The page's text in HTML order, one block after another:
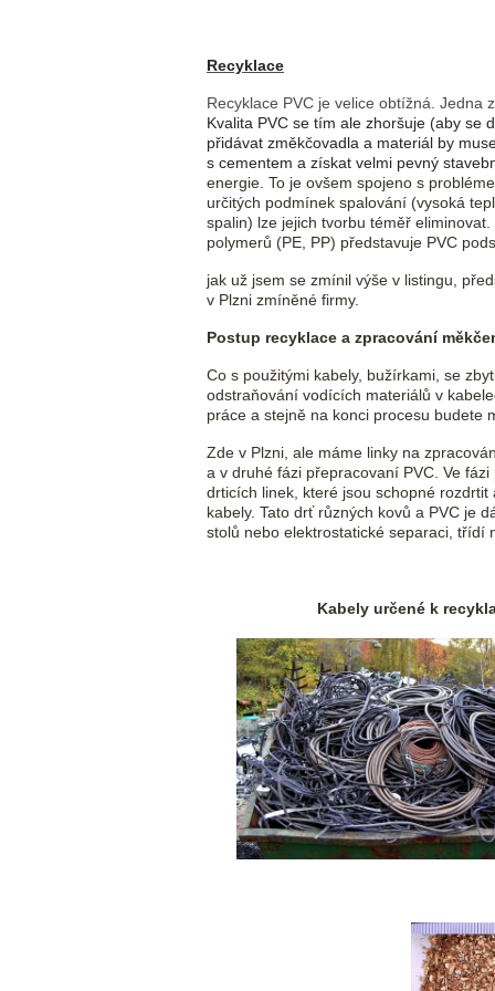
Recyklace
Recyklace PVC je velice obtížná. Jedna
Kvalita PVC se tím ale zhoršuje (aby se
přidávat změkčovadla a materiál by
s cementem a získat velmi pevný
energie. To je ovšem spojeno s
určitých podmínek spalování (vysoká
spalin) lze jejich tvorbu téměř
polymerů (PE, PP) představuje PVC
jak už jsem se zmínil výše v listingu,
v Plzni zmíněné firmy.
Postup recyklace a zpracování
Co s použitými kabely, bužírkami, se
odstraňování vodících materiálů v
práce a stejně na konci procesu budete
Zde v Plzni, ale máme linky na
a v druhé fázi přepracovaní PVC. Ve
drticích linek, které jsou schopné
kabely. Tato drť různých kovů a PVC je
stolů nebo elektrostatické separaci, třídí
Kabely určené k